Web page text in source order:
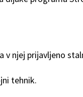
v njej prijavljeno
tehnik.